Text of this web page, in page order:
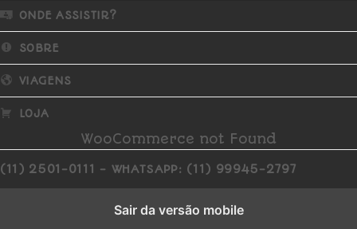
ONDE ASSISTIR?
SOBRE
VIAGENS
LOJA
WooCommerce not Found
(11) 2501-0111 - WHATSAPP: (11) 99945-2797
Sair da versão mobile